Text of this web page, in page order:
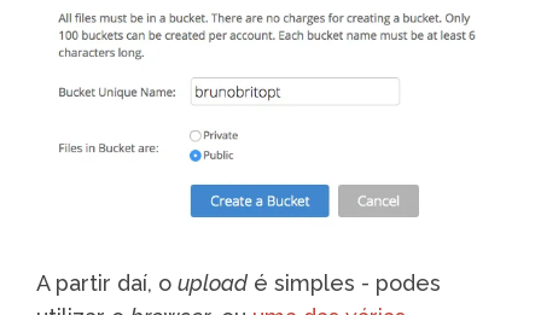
A partir daí, o upload é simples - podes